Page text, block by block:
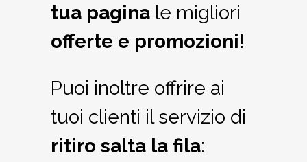
tua pagina le migliori
offerte e promozioni!
Puoi inoltre offrire ai
tuoi clienti il servizio di
ritiro salta la fila: